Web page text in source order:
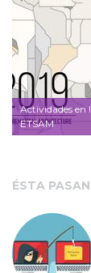
Actividades en
ETSAM
ÉSTA